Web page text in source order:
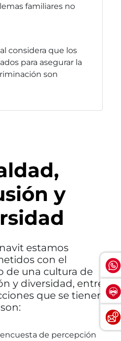
familiares no
considera que los
para asegurar la
son
y
estamos
con el
de una cultura de
y diversidad, entre
que se tienen
son:
de percepción